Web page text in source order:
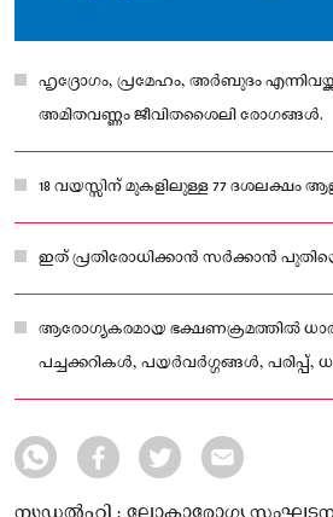
ഹൃദ്രോഗം, പ്രമേഹം, അർബുദം
അമിതവണ്ണം ജീവിതശൈലി രോഗങ്ങൾ.
18 വയസ്സിന് മുകളിലുള്ള 77 ദശലക്ഷം
ഇത് പ്രതിരോധിക്കാൻ സർക്കാൻ
ആരോഗ്യകരമായ ഭക്ഷണക്രമത്തിൽ
പച്ചക്കറികൾ, പയർവർഗ്ഗങ്ങൾ, പരിപ്പ്,
ഉൾപ്പെടുത്തണം.